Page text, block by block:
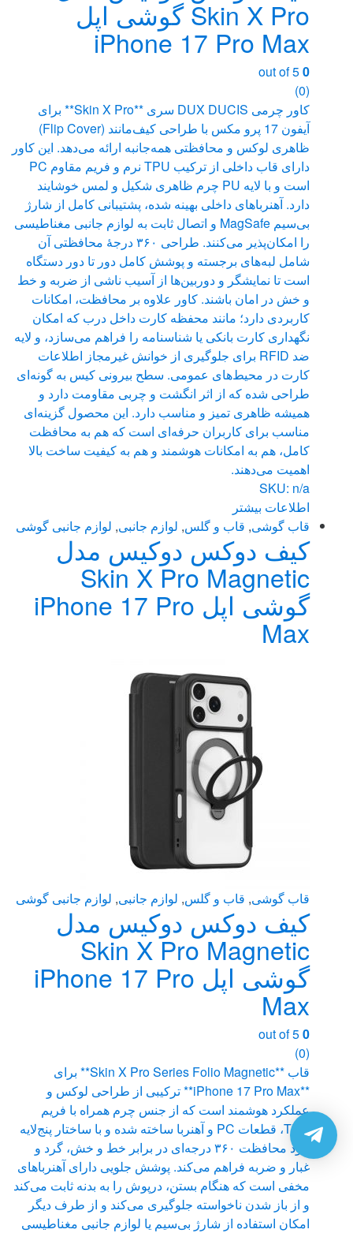
Skin X Pro گوشی اپل
iPhone 17 Pro Max
0
(0)
کاور چرمی DUX DUCIS سری **Skin X Pro** برای
آیفون 17 پرو مکس با طراحی کیف‌مانند (Flip Cover)
ظاهری لوکس و محافظتی همه‌جانبه ارائه می‌دهد. این کاور
دارای قاب داخلی از ترکیب TPU نرم و فریم مقاوم PC
است و با لایه PU چرم ظاهری شکیل و لمس خوشایند
دارد. آهنرباهای داخلی بهینه شده، پشتیبانی کامل از شارژ
بی‌سیم MagSafe و اتصال ثابت به لوازم جانبی مغناطیسی
را امکان‌پذیر می‌کنند. طراحی ۳۶۰ درجهٔ محافظتی آن
شامل لبه‌های برجسته و پوشش کامل دور تا دور دستگاه
است تا نمایشگر و دوربین‌ها از آسیب ناشی از ضربه و خط‌
و خش در امان باشند. کاور علاوه بر محافظت، امکانات
کاربردی دارد؛ مانند محفظه کارت داخل درب که امکان
نگهداری کارت بانکی یا شناسنامه را فراهم می‌سازد، و لایه
ضد RFID برای جلوگیری از خوانش غیرمجاز اطلاعات
کارت‌ در محیط‌های عمومی. سطح بیرونی کیس به گونه‌ای
طراحی شده که از اثر انگشت و چربی مقاومت دارد و
همیشه ظاهری تمیز و مناسب دارد. این محصول گزینه‌ای
مناسب برای کاربران حرفه‌ای است که هم به محافظت
کامل، هم به امکانات هوشمند و هم به کیفیت ساخت بالا
اهمیت می‌دهند.
SKU: n/a
اطلاعات بیشتر
قاب گوشی, قاب و گلس, لوازم جانبی, لوازم جانبی گوشی
کیف دوکس دوکیس مدل
Skin X Pro Magnetic
گوشی اپل iPhone 17 Pro
Max
قاب گوشی, قاب و گلس, لوازم جانبی, لوازم جانبی گوشی
کیف دوکس دوکیس مدل
Skin X Pro Magnetic
گوشی اپل iPhone 17 Pro
Max
0
(0)
قاب **Skin X Pro Series Folio Magnetic** برای
**iPhone 17 Pro Max** ترکیبی از طراحی لوکس و
عملکرد هوشمند است که از جنس چرم همراه با فریم
TPU، قطعات PC و آهنربا ساخته شده و با ساختار پنج‌لایه
خود محافظت ۳۶۰ درجه‌ای در برابر خط و خش، گرد و
غبار و ضربه فراهم می‌کند. پوشش جلویی دارای آهنرباهای
مخفی است که هنگام بستن، درپوش را به بدنه ثابت می‌کند
و از باز شدن ناخواسته جلوگیری می‌کند و از طرف دیگر
امکان استفاده از شارژ بی‌سیم یا لوازم جانبی مغناطیسی